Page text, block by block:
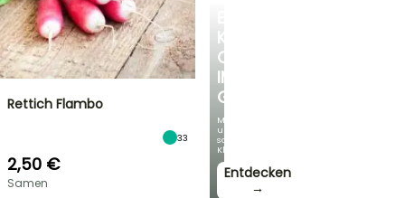
KÜHLE
OASE
IM
GARTEN
Mit
unseren
schönsten
Kletterpflanzen!
Entdecken
→
Rettich Flambo
33
2,50 €
Samen